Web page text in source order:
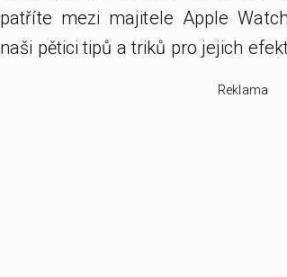
patříte mezi majitele Apple
naši pětici tipů a triků pro jejich
Reklama